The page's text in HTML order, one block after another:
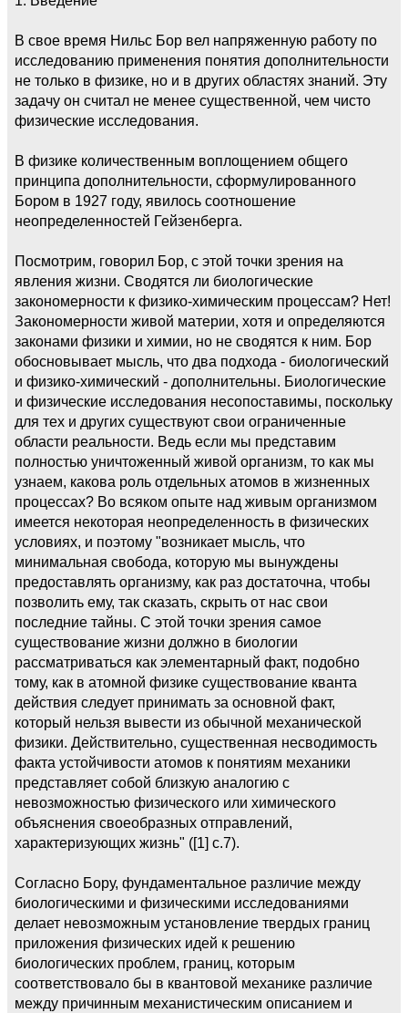
В свое время Нильс Бор вел напряженную работу по
исследованию применения понятия дополнительности
не только в физике, но и в других областях знаний. Эту
задачу он считал не менее существенной, чем чисто
физические исследования.
В физике количественным воплощением общего
принципа дополнительности, сформулированного
Бором в 1927 году, явилось соотношение
неопределенностей Гейзенберга.
Посмотрим, говорил Бор, с этой точки зрения на
явления жизни. Сводятся ли биологические
закономерности к физико-химическим процессам? Нет!
Закономерности живой материи, хотя и определяются
законами физики и химии, но не сводятся к ним. Бор
обосновывает мысль, что два подхода - биологический
и физико-химический - дополнительны. Биологические
и физические исследования несопоставимы, поскольку
для тех и других существуют свои ограниченные
области реальности. Ведь если мы представим
полностью уничтоженный живой организм, то как мы
узнаем, какова роль отдельных атомов в жизненных
процессах? Во всяком опыте над живым организмом
имеется некоторая неопределенность в физических
условиях, и поэтому "возникает мысль, что
минимальная свобода, которую мы вынуждены
предоставлять организму, как раз достаточна, чтобы
позволить ему, так сказать, скрыть от нас свои
последние тайны. С этой точки зрения самое
существование жизни должно в биологии
рассматриваться как элементарный факт, подобно
тому, как в атомной физике существование кванта
действия следует принимать за основной факт,
который нельзя вывести из обычной механической
физики. Действительно, существенная несводимость
факта устойчивости атомов к понятиям механики
представляет собой близкую аналогию с
невозможностью физического или химического
объяснения своеобразных отправлений,
характеризующих жизнь" ([1] с.7).
Согласно Бору, фундаментальное различие между
биологическими и физическими исследованиями
делает невозможным установление твердых границ
приложения физических идей к решению
биологических проблем, границ, которым
соответствовало бы в квантовой механике различие
между причинным механистическим описанием и